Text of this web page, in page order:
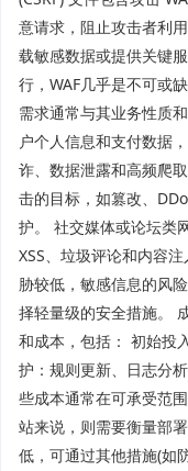
意请求，阻止攻击者利
载敏感数据或提供关键
行，WAF几乎是不可或
需求通常与其业务性质
户个人信息和支付数据
诈、数据泄露和高频爬
击的目标，如篡改、
护。 社交媒体或论坛类
XSS、垃圾评论和内容
胁较低，敏感信息的风
择轻量级的安全措施。
和成本，包括： 初始投
护：规则更新、日志分
些成本通常在可承受范
站来说，则需要衡量部
低，可通过其他措施(如